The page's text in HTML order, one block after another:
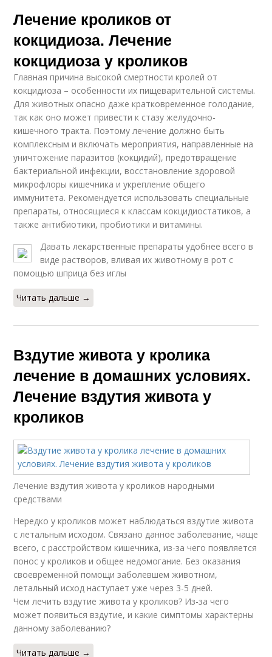
Лечение кроликов от
кокцидиоза. Лечение
кокцидиоза у кроликов
Главная причина высокой смертности кролей от
кокцидиоза – особенности их пищеварительной системы.
Для животных опасно даже кратковременное голодание,
так как оно может привести к стазу желудочно-
кишечного тракта. Поэтому лечение должно быть
комплексным и включать мероприятия, направленные на
уничтожение паразитов (кокцидий), предотвращение
бактериальной инфекции, восстановление здоровой
микрофлоры кишечника и укрепление общего
иммунитета. Рекомендуется использовать специальные
препараты, относящиеся к классам кокцидиостатиков, а
также антибиотики, пробиотики и витамины.
Давать лекарственные препараты удобнее всего в
виде растворов, вливая их животному в рот с
помощью шприца без иглы
Читать дальше →
Вздутие живота у кролика
лечение в домашних условиях.
Лечение вздутия живота у
кроликов
Лечение вздутия живота у кроликов народными
средствами
Нередко у кроликов может наблюдаться вздутие живота
с летальным исходом. Связано данное заболевание, чаще
всего, с расстройством кишечника, из-за чего появляется
понос у кроликов и общее недомогание. Без оказания
своевременной помощи заболевшем животном,
летальный исход наступает уже через 3-5 дней.
Чем лечить вздутие живота у кроликов? Из-за чего
может появиться вздутие, и какие симптомы характерны
данному заболеванию?
Читать дальше →